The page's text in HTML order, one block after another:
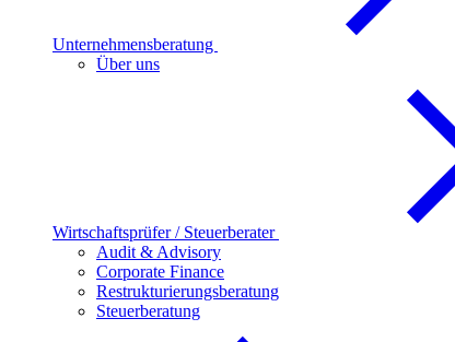
Unternehmensberatung
Über uns
Wirtschaftsprüfer / Steuerberater
Audit & Advisory
Corporate Finance
Restrukturierungsberatung
Steuerberatung